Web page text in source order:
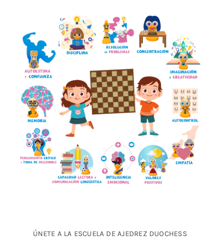
ÚNETE A LA ESCUELA DE AJEDREZ DUOCHESS